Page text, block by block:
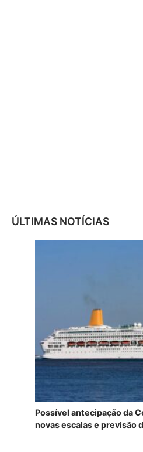
ÚLTIMAS NOTÍCIAS
Possível antecipação da
novas escalas e previsão